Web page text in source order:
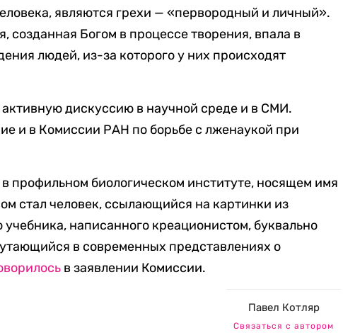
являются грехи — «первородный и личный».
созданная Богом в процессе творения, впала в
людей, из-за которого у них происходят
активную дискуссию в научной среде и в СМИ.
и в Комиссии РАН по борьбе с лженаукой при
профильном биологическом институте, носящем имя
стал человек, ссылающийся на картинки из
учебника, написанного креационистом, буквально
в современных представлениях о
в заявлении Комиссии.
Павел Котляр
Связаться с автором